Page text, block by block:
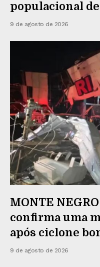
populacional de
9 de agosto de 2026
MONTE
confirma uma
após ciclone
9 de agosto de 2026